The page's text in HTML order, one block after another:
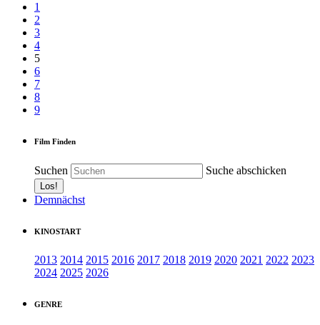
1
2
3
4
5
6
7
8
9
Film Finden
Suchen Suche abschicken
Demnächst
KINOSTART
2013 2014 2015 2016 2017 2018 2019 2020 2021 2022 2023
2024 2025 2026
GENRE